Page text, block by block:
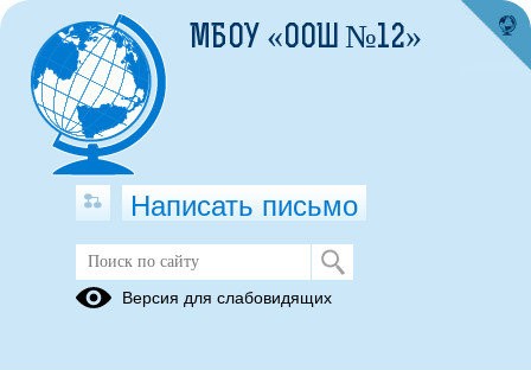
Нормативные документы
МБОУ «ООШ №12»
Написать письмо
Версия для слабовидящих